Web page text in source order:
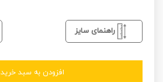
راهنمای سایز
افزودن به سبد خرید